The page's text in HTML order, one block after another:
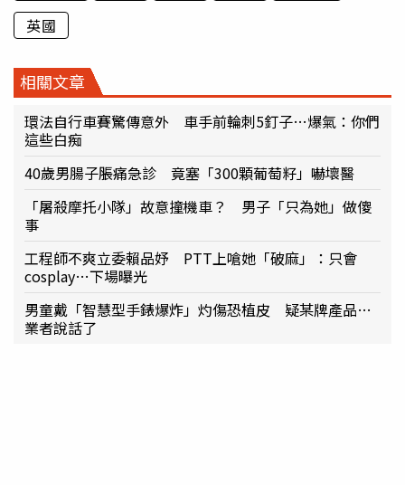
英國
相關文章
環法自行車賽驚傳意外 車手前輪刺5釘子…爆氣：你們
這些白痴
40歲男腸子脹痛急診 竟塞「300顆葡萄籽」嚇壞醫
「屠殺摩托小隊」故意撞機車？ 男子「只為她」做傻
事
工程師不爽立委賴品妤 PTT上嗆她「破麻」：只會
cosplay…下場曝光
男童戴「智慧型手錶爆炸」灼傷恐植皮 疑某牌產品…
業者說話了